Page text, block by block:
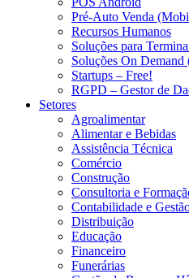
Pré-Auto Venda
Recursos Humanos
Soluções para
Soluções On Demand
Startups – Free!
RGPD – Gestor de
Setores
Agroalimentar
Alimentar e Bebidas
Assistência Técnica
Comércio
Construção
Consultoria e
Contabilidade e
Distribuição
Educação
Financeiro
Funerárias